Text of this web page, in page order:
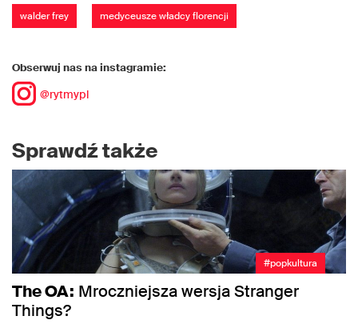
walder frey medyceusze władcy florencji
Obserwuj nas na instagramie:
@rytmypl
Sprawdź także
#popkultura
The OA: Mroczniejsza wersja Stranger
Things?